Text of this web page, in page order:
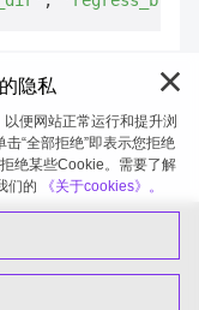
隐私
便网站正常运行和提升浏
“全部拒绝”即表示您拒绝
绝某些Cookie。需要了解
们的
《关于cookies》。